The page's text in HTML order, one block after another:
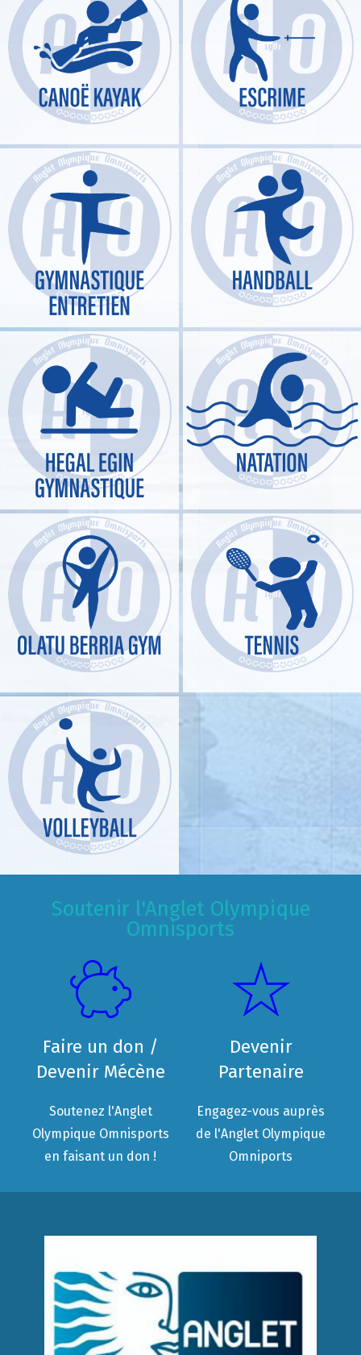
Soutenir l'Anglet Olympique
Omnisports
Faire un don /
Devenir Mécène
Soutenez l'Anglet
Olympique Omnisports
en faisant un don !
Devenir
Partenaire
Engagez-vous auprès
de l'Anglet Olympique
Omniports